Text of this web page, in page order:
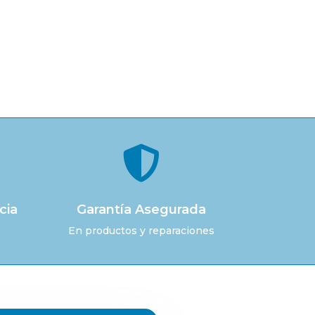

Garantía Asegurada
En productos y reparaciones